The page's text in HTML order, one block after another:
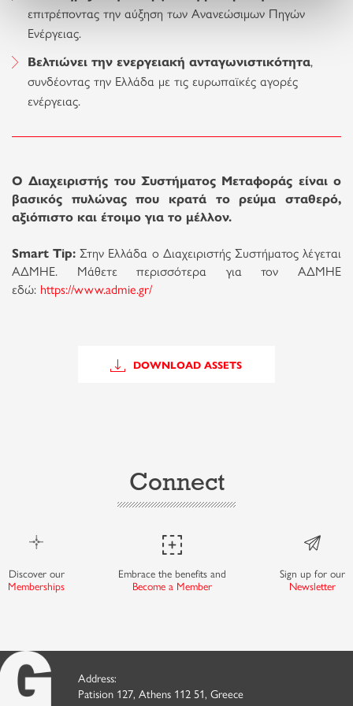
επιτρέποντας την αύξηση των Ανανεώσιμων Πηγών
Ενέργειας.
Βελτιώνει την ενεργειακή ανταγωνιστικότητα,
συνδέοντας την Ελλάδα με τις ευρωπαϊκές αγορές
ενέργειας.
Ο Διαχειριστής του Συστήματος Μεταφοράς είναι ο
βασικός πυλώνας που κρατά το ρεύμα σταθερό,
αξιόπιστο και έτοιμο για το μέλλον.
Smart Tip: Στην Ελλάδα ο Διαχειριστής Συστήματος λέγεται
ΑΔΜΗΕ. Μάθετε περισσότερα για τον ΑΔΜΗΕ
εδώ: https://www.admie.gr/
DOWNLOAD ASSETS
Connect
Discover our
Memberships
Embrace the benefits and
Become a Member
Sign up for our
Newsletter
Address:
Patision 127, Athens 112 51, Greece